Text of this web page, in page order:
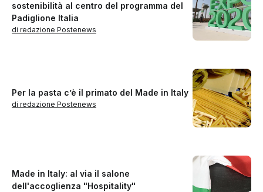
sostenibilità al centro del programma del
Padiglione Italia
di redazione Postenews
Per la pasta c’è il primato del Made in Italy
di redazione Postenews
Made in Italy: al via il salone
dell'accoglienza "Hospitality"